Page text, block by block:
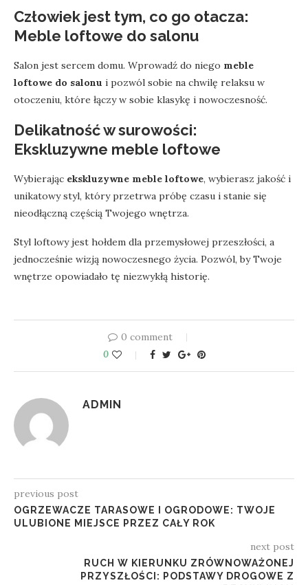
Człowiek jest tym, co go otacza:
Meble loftowe do salonu
Salon jest sercem domu. Wprowadź do niego meble
loftowe do salonu i pozwól sobie na chwilę relaksu w
otoczeniu, które łączy w sobie klasykę i nowoczesność.
Delikatność w surowości:
Ekskluzywne meble loftowe
Wybierając ekskluzywne meble loftowe, wybierasz jakość i
unikatowy styl, który przetrwa próbę czasu i stanie się
nieodłączną częścią Twojego wnętrza.
Styl loftowy jest hołdem dla przemysłowej przeszłości, a
jednocześnie wizją nowoczesnego życia. Pozwól, by Twoje
wnętrze opowiadało tę niezwykłą historię.
0 comment
0
ADMIN
previous post
OGRZEWACZE TARASOWE I OGRODOWE: TWOJE
ULUBIONE MIEJSCE PRZEZ CAŁY ROK
next post
RUCH W KIERUNKU ZRÓWNOWAŻONEJ
PRZYSZŁOŚCI: PODSTAWY DROGOWE Z